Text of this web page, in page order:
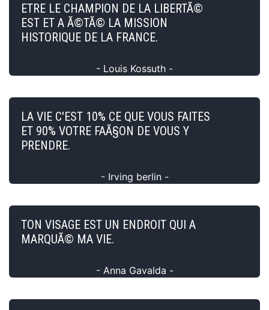
ETRE LE CHAMPION DE LA LIBERTÃ©
EST ET A Ã©TÃ© LA MISSION
HISTORIQUE DE LA FRANCE.
- Louis Kossuth -
LA VIE C'EST 10% CE QUE VOUS FAITES
ET 90% VOTRE FAÃ§ON DE VOUS Y
PRENDRE.
- Irving berlin -
TON VISAGE EST UN ENDROIT QUI A
MARQUÃ© MA VIE.
- Anna Gavalda -